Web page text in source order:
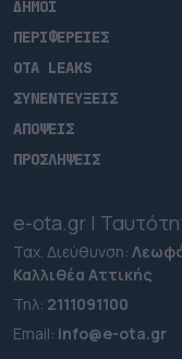
ΔΗΜΟΙ
ΠΕΡΙΦΕΡΕΙΕΣ
OTA LEAKS
ΣΥΝΕΝΤΕΥΞΕΙΣ
ΑΠΟΨΕΙΣ
ΠΡΟΣΛΗΨΕΙΣ
e-ota.gr |
Ταχ. Διεύθυνση:
Καλλιθέα Αττικής
Τηλ: 2111091100
Εmail: info@e-ota.gr